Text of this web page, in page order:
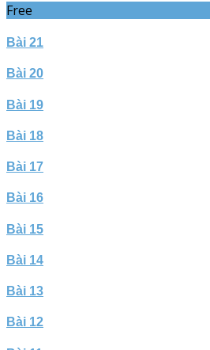
Free
Bài 21
Bài 20
Bài 19
Bài 18
Bài 17
Bài 16
Bài 15
Bài 14
Bài 13
Bài 12